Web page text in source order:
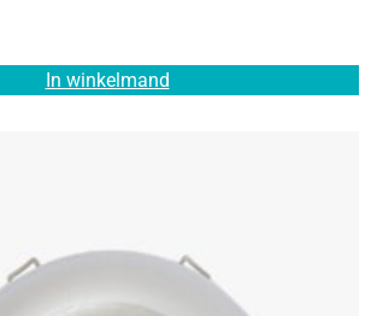
In winkelmand